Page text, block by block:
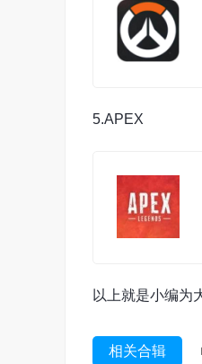
5.APEX
以上就是小编为
相关合辑